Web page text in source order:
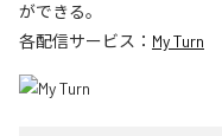
ができる。
各配信サービス： My Turn